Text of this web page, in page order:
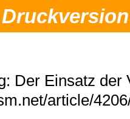
Druckversion
Der Einsatz
article/